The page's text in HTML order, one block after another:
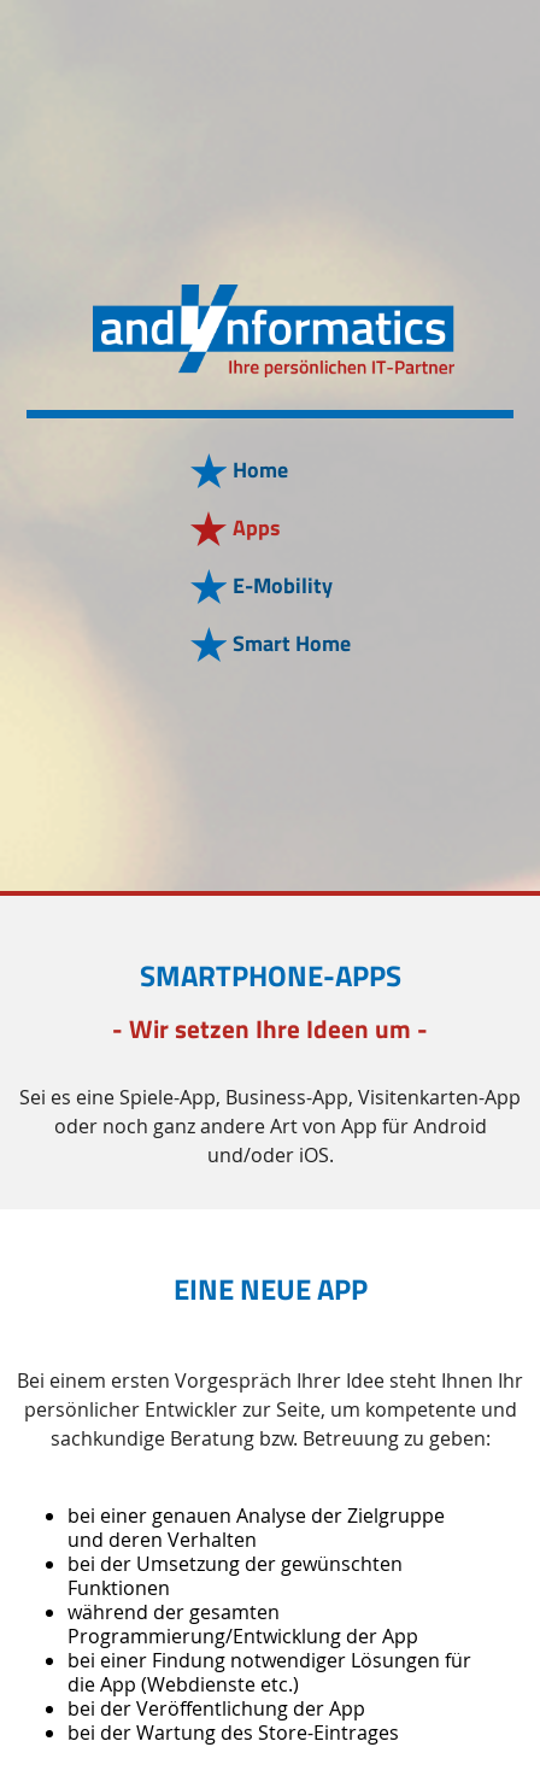
Home
Apps
E-Mobility
Smart Home
SMARTPHONE-APPS
- Wir setzen Ihre Ideen um -
Sei es eine Spiele-App, Business-App, Visitenkarten-App
oder noch ganz andere Art von App für Android
und/oder iOS.
EINE NEUE APP
Bei einem ersten Vorgespräch Ihrer Idee steht Ihnen Ihr
persönlicher Entwickler zur Seite, um kompetente und
sachkundige Beratung bzw. Betreuung zu geben:
bei einer genauen Analyse der Zielgruppe
und deren Verhalten
bei der Umsetzung der gewünschten
Funktionen
während der gesamten
Programmierung/Entwicklung der App
bei einer Findung notwendiger Lösungen für
die App (Webdienste etc.)
bei der Veröffentlichung der App
bei der Wartung des Store-Eintrages